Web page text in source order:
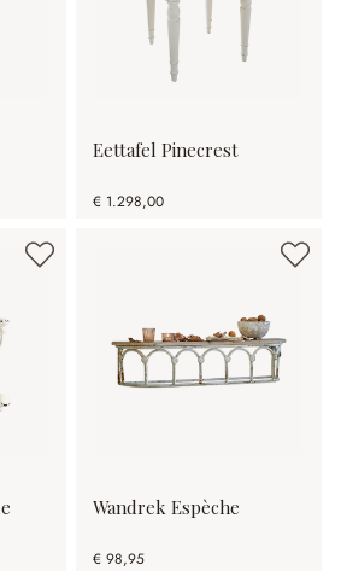
Eettafel Pinecrest
€ 1.298,00
Wandrek Espèche
€ 98,95